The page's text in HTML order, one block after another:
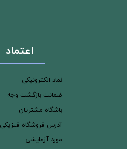
اعتماد
نماد الکترونیکی
ضمانت بازگشت وجه
باشگاه مشتریان
آدرس فروشگاه فیزیکی
مورد آزمایشی